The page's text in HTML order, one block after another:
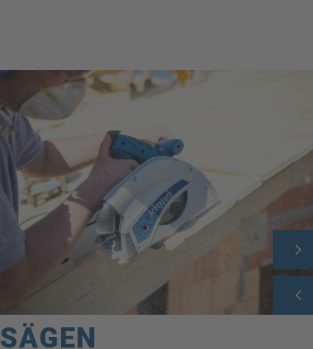
PRODUKTWELT
THEMENWELT
SERVICE
KARRIERE
KONTAKT
SÄGEN